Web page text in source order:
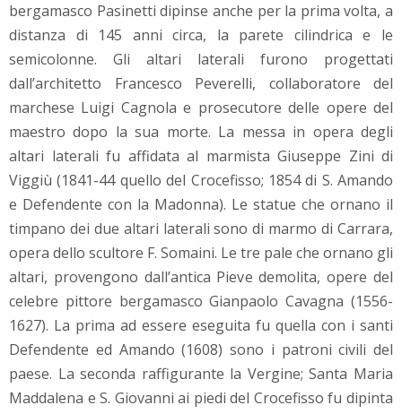
bergamasco Pasinetti dipinse anche per la prima volta, a
distanza di 145 anni circa, la parete cilindrica e le
semicolonne. Gli altari laterali furono progettati
dall’architetto Francesco Peverelli, collaboratore del
marchese Luigi Cagnola e prosecutore delle opere del
maestro dopo la sua morte. La messa in opera degli
altari laterali fu affidata al marmista Giuseppe Zini di
Viggiù (1841-44 quello del Crocefisso; 1854 di S. Amando
e Defendente con la Madonna). Le statue che ornano il
timpano dei due altari laterali sono di marmo di Carrara,
opera dello scultore F. Somaini. Le tre pale che ornano gli
altari, provengono dall’antica Pieve demolita, opere del
celebre pittore bergamasco Gianpaolo Cavagna (1556-
1627). La prima ad essere eseguita fu quella con i santi
Defendente ed Amando (1608) sono i patroni civili del
paese. La seconda raffigurante la Vergine; Santa Maria
Maddalena e S. Giovanni ai piedi del Crocefisso fu dipinta